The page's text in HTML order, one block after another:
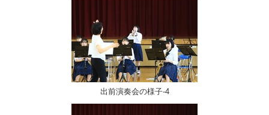
出前演奏会の様子-4